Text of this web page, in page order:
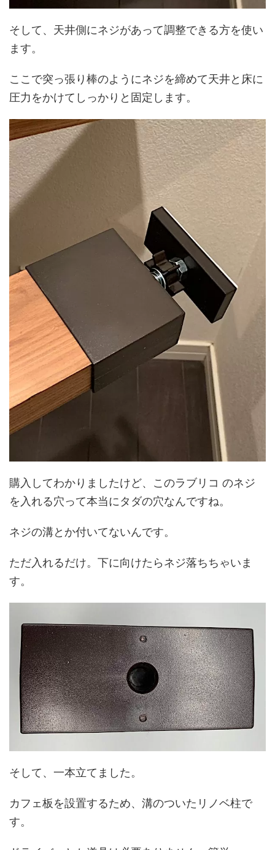
そして、天井側にネジがあって調整できる方を使い
ます。
ここで突っ張り棒のようにネジを締めて天井と床に
圧力をかけてしっかりと固定します。
購入してわかりましたけど、このラブリコ のネジ
を入れる穴って本当にタダの穴なんですね。
ネジの溝とか付いてないんです。
ただ入れるだけ。下に向けたらネジ落ちちゃいま
す。
そして、一本立てました。
カフェ板を設置するため、溝のついたリノベ柱で
す。